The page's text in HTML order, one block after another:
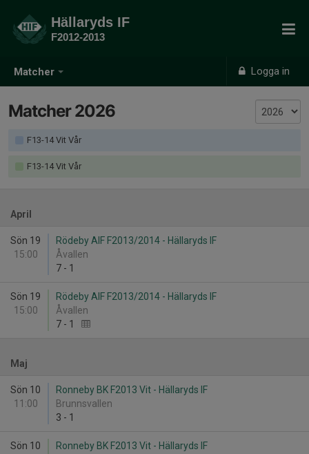
Matcher Logga in
Hällaryds IF
F2012-2013
Matcher 2026
F13-14 Vit Vår
F13-14 Vit Vår
April
Sön 19
15:00
Rödeby AIF F2013/2014 - Hällaryds IF
Åvallen
7 - 1
Sön 19
15:00
Rödeby AIF F2013/2014 - Hällaryds IF
Åvallen
7 - 1
Maj
Sön 10
11:00
Ronneby BK F2013 Vit - Hällaryds IF
Brunnsvallen
3 - 1
Sön 10
Ronneby BK F2013 Vit - Hällaryds IF